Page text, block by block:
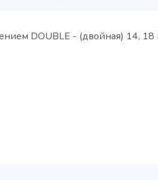
DOUBLE - (двойная) 14, 18